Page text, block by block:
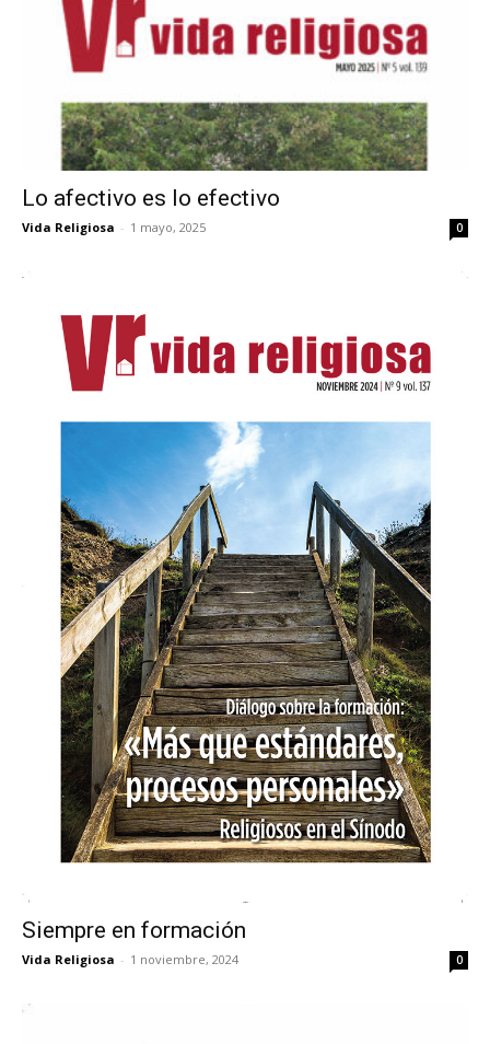
Lo afectivo es lo efectivo
Vida Religiosa - 1 mayo, 2025 0
Siempre en formación
Vida Religiosa - 1 noviembre, 2024 0